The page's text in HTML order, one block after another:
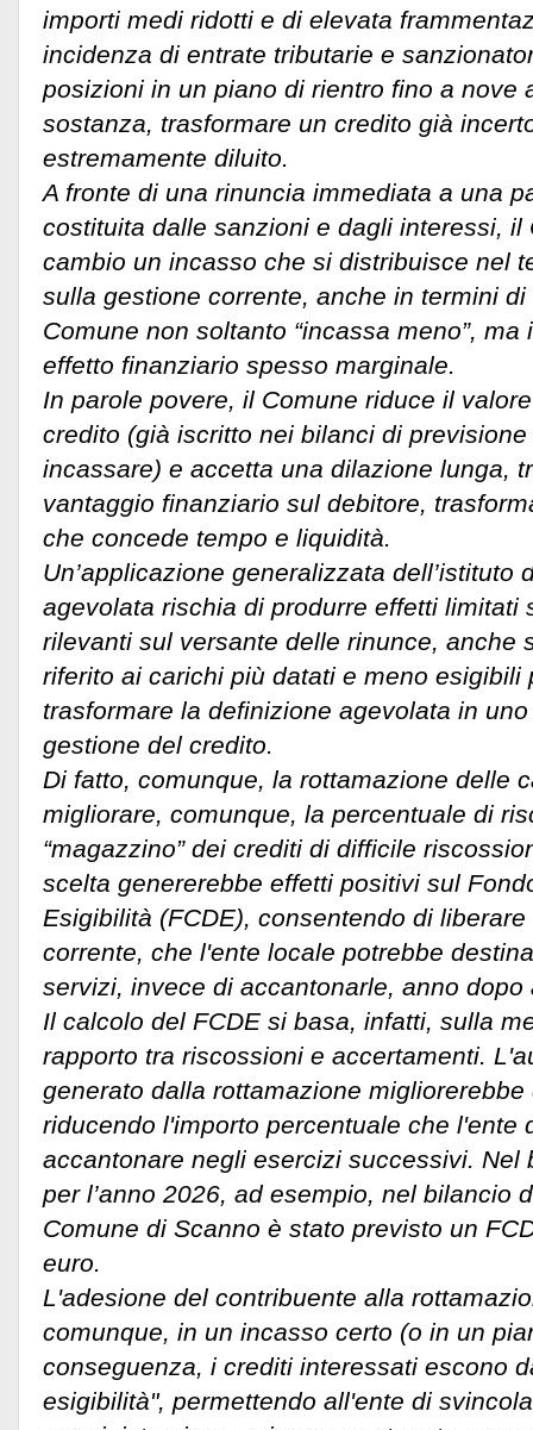
importi medi ridotti e di elevata
incidenza di entrate tributarie e
posizioni in un piano di rientro fino a nove
sostanza, trasformare un credito già
estremamente diluito.
A fronte di una rinuncia immediata a una
costituita dalle sanzioni e dagli interessi, il
cambio un incasso che si distribuisce nel
sulla gestione corrente, anche in termini
Comune non soltanto “incassa meno”,
effetto finanziario spesso marginale.
In parole povere, il Comune riduce il
credito (già iscritto nei bilanci di
incassare) e accetta una dilazione lunga,
vantaggio finanziario sul debitore,
che concede tempo e liquidità.
Un’applicazione generalizzata dell’istituto
agevolata rischia di produrre effetti limitati
rilevanti sul versante delle rinunce, anche
riferito ai carichi più datati e meno esigibili
trasformare la definizione agevolata in
gestione del credito.
Di fatto, comunque, la rottamazione delle
migliorare, comunque, la percentuale di
“magazzino” dei crediti di difficile
scelta genererebbe effetti positivi sul
Esigibilità (FCDE), consentendo di
corrente, che l'ente locale potrebbe
servizi, invece di accantonarle, anno dopo
Il calcolo del FCDE si basa, infatti, sulla
rapporto tra riscossioni e accertamenti.
generato dalla rottamazione
riducendo l'importo percentuale che l'ente
accantonare negli esercizi successivi. Nel
per l’anno 2026, ad esempio, nel bilancio
Comune di Scanno è stato previsto un
euro.
L'adesione del contribuente alla
comunque, in un incasso certo (o in un
conseguenza, i crediti interessati escono
esigibilità", permettendo all'ente di